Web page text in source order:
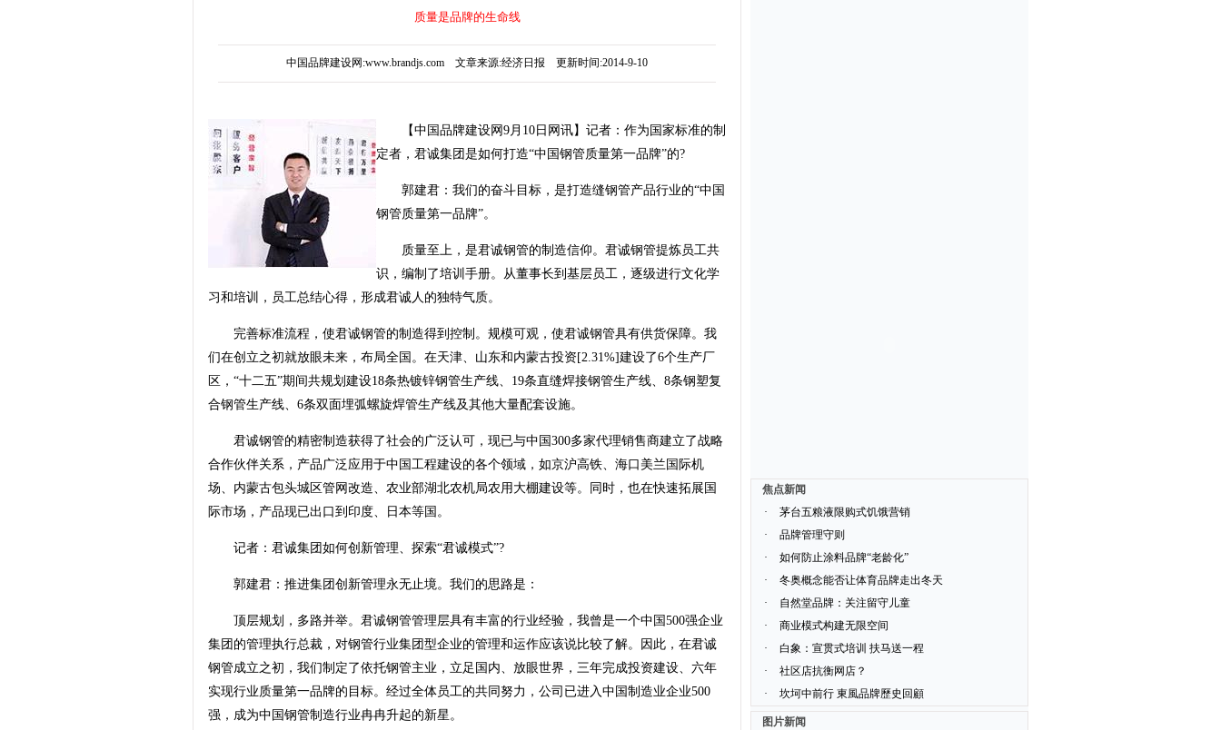
质量是品牌的生命线
中国品牌建设网:www.brandjs.com 文章来源:经济日报 更新时间:2014-9-10
【中国品牌建设网9月10日网讯】记者：作为国家标准的制
定者，君诚集团是如何打造“中国钢管质量第一品牌”的?
郭建君：我们的奋斗目标，是打造缝钢管产品行业的“中国
钢管质量第一品牌”。
质量至上，是君诚钢管的制造信仰。君诚钢管提炼员工共
识，编制了培训手册。从董事长到基层员工，逐级进行文化学
习和培训，员工总结心得，形成君诚人的独特气质。
完善标准流程，使君诚钢管的制造得到控制。规模可观，使君诚钢管具有供货保障。我
们在创立之初就放眼未来，布局全国。在天津、山东和内蒙古投资[2.31%]建设了6个生产厂
区，“十二五”期间共规划建设18条热镀锌钢管生产线、19条直缝焊接钢管生产线、8条钢塑复
合钢管生产线、6条双面埋弧螺旋焊管生产线及其他大量配套设施。
君诚钢管的精密制造获得了社会的广泛认可，现已与中国300多家代理销售商建立了战略
合作伙伴关系，产品广泛应用于中国工程建设的各个领域，如京沪高铁、海口美兰国际机
场、内蒙古包头城区管网改造、农业部湖北农机局农用大棚建设等。同时，也在快速拓展国
际市场，产品现已出口到印度、日本等国。
记者：君诚集团如何创新管理、探索“君诚模式”?
郭建君：推进集团创新管理永无止境。我们的思路是：
顶层规划，多路并举。君诚钢管管理层具有丰富的行业经验，我曾是一个中国500强企业
集团的管理执行总裁，对钢管行业集团型企业的管理和运作应该说比较了解。因此，在君诚
钢管成立之初，我们制定了依托钢管主业，立足国内、放眼世界，三年完成投资建设、六年
实现行业质量第一品牌的目标。经过全体员工的共同努力，公司已进入中国制造业企业500
强，成为中国钢管制造行业冉冉升起的新星。
焦点新闻
·
茅台五粮液限购式饥饿营销
·
品牌管理守则
·
如何防止涂料品牌“老龄化”
·
冬奥概念能否让体育品牌走出冬天
·
自然堂品牌：关注留守儿童
·
商业模式构建无限空间
·
白象：宣贯式培训 扶马送一程
·
社区店抗衡网店？
·
坎坷中前行 東風品牌歷史回顧
图片新闻